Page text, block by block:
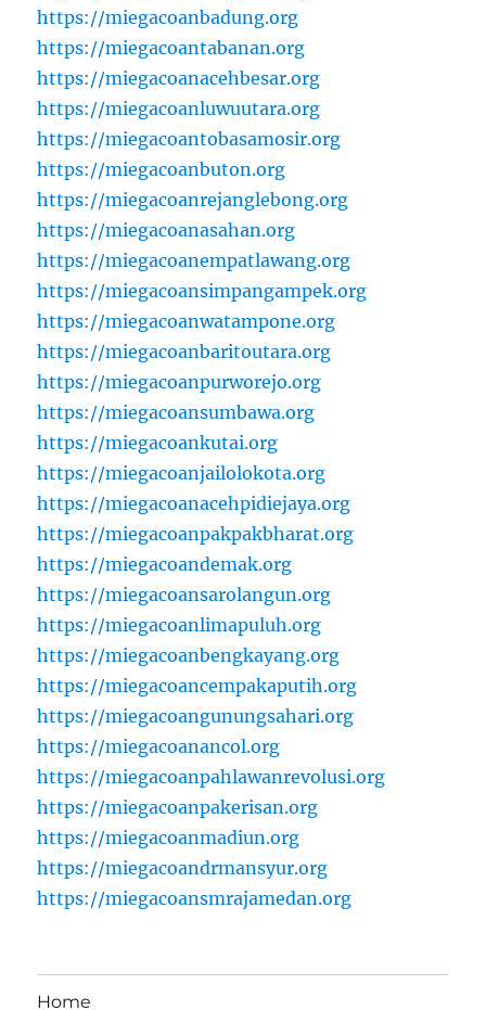
https://miegacoanbadung.org
https://miegacoantabanan.org
https://miegacoanacehbesar.org
https://miegacoanluwuutara.org
https://miegacoantobasamosir.org
https://miegacoanbuton.org
https://miegacoanrejanglebong.org
https://miegacoanasahan.org
https://miegacoanempatlawang.org
https://miegacoansimpangampek.org
https://miegacoanwatampone.org
https://miegacoanbaritoutara.org
https://miegacoanpurworejo.org
https://miegacoansumbawa.org
https://miegacoankutai.org
https://miegacoanjailolokota.org
https://miegacoanacehpidiejaya.org
https://miegacoanpakpakbharat.org
https://miegacoandemak.org
https://miegacoansarolangun.org
https://miegacoanlimapuluh.org
https://miegacoanbengkayang.org
https://miegacoancempakaputih.org
https://miegacoangunungsahari.org
https://miegacoanancol.org
https://miegacoanpahlawanrevolusi.org
https://miegacoanpakerisan.org
https://miegacoanmadiun.org
https://miegacoandrmansyur.org
https://miegacoansmrajamedan.org
Home